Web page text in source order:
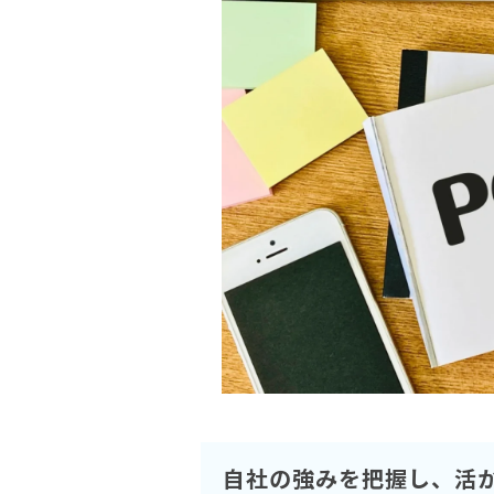
自社の強みを把握し、活